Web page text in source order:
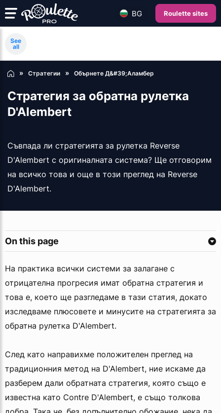
BG Roulette sites
See
all
Стратегии Обърнете Д&#39;Аламбер
Стратегия за обратна рулетка
D'Alembert
Съвпада ли стратегията за рулетка Reverse
D'Alembert с оригиналната система? Ще отговорим
на всичко това и още в този преглед на Reverse
D'Alembert.
On this page
На практика всички системи за залагане с
отрицателна прогресия имат обратна стратегия и
това е, което ще разгледаме в тази статия, докато
изследваме плюсовете и минусите на стратегията за
обратна рулетка D'Alembert.
След като направихме положителен преглед на
традиционния метод на D'Alembert, ние искаме да
разберем дали обратната стратегия, която също е
известна като Contre D'Alembert, е също толкова